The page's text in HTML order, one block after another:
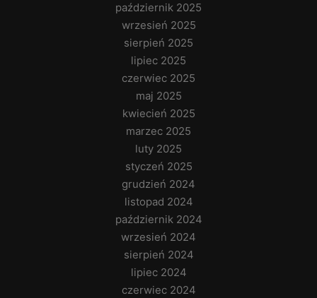
październik 2025
wrzesień 2025
sierpień 2025
lipiec 2025
czerwiec 2025
maj 2025
kwiecień 2025
marzec 2025
luty 2025
styczeń 2025
grudzień 2024
listopad 2024
październik 2024
wrzesień 2024
sierpień 2024
lipiec 2024
czerwiec 2024